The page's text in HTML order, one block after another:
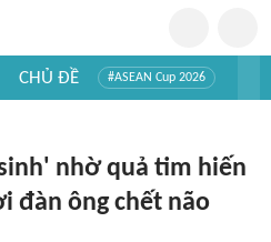
CHỦ ĐỀ #ASEAN Cup 2026
nhờ quả tim hiến
đàn ông chết não